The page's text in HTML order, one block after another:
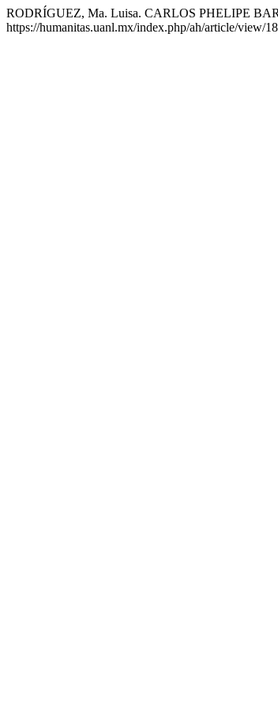
RODRÍGUEZ, Ma. Luisa. CARLOS PHELIPE
https://humanitas.uanl.mx/index.php/ah/article/view/